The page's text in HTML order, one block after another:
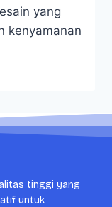
yang
kenyamanan
tinggi yang
untuk